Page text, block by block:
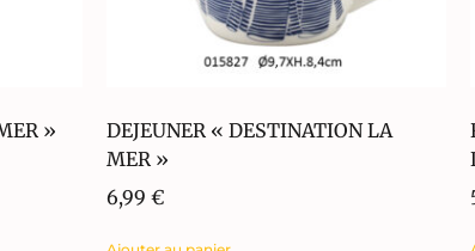
»
DEJEUNER « DESTINATION LA
MER »
6,99 €